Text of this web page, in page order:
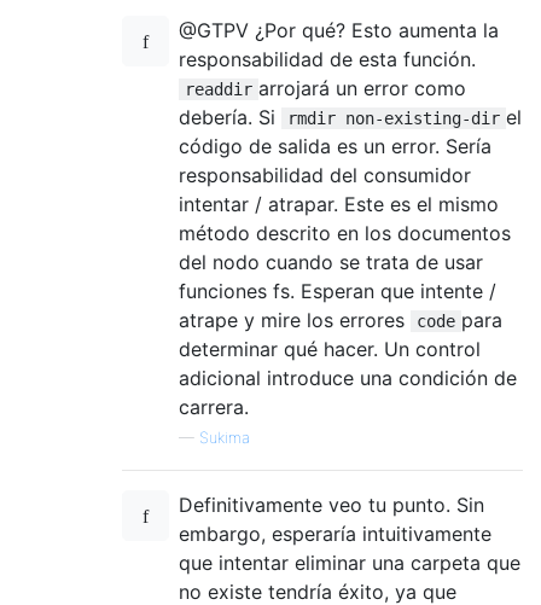
@GTPV ¿Por qué? Esto aumenta la
responsabilidad de esta función.
readdir arrojará un error como
debería. Si
rmdir non-existing-dir el
código de salida es un error. Sería
responsabilidad del consumidor
intentar / atrapar. Este es el mismo
método descrito en los documentos
del nodo cuando se trata de usar
funciones fs. Esperan que intente /
atrape y mire los errores
code para
determinar qué hacer. Un control
adicional introduce una condición de
carrera.
— Sukima
Definitivamente veo tu punto. Sin
embargo, esperaría intuitivamente
que intentar eliminar una carpeta que
no existe tendría éxito, ya que